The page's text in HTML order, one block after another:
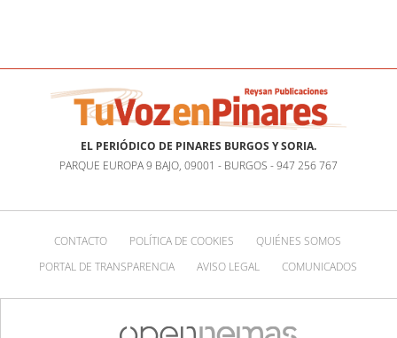
EL PERIÓDICO DE PINARES BURGOS Y SORIA.
PARQUE EUROPA 9 BAJO, 09001 - BURGOS - 947 256 767
CONTACTO POLÍTICA DE COOKIES
QUIÉNES SOMOS
PORTAL DE TRANSPARENCIA
AVISO LEGAL COMUNICADOS